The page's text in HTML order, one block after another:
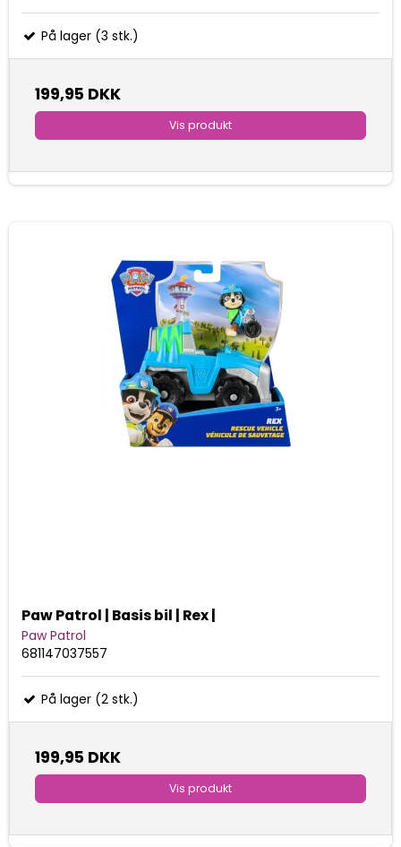
På lager (3 stk.)
199,95 DKK
Vis produkt
Paw Patrol | Basis bil | Rex |
Paw Patrol
681147037557
På lager (2 stk.)
199,95 DKK
Vis produkt